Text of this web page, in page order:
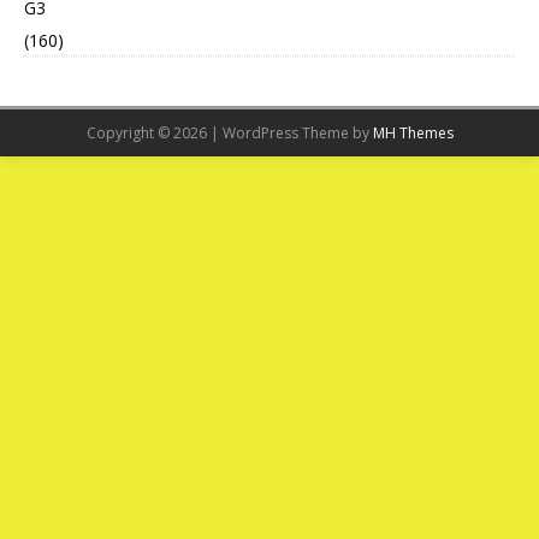
G3
(160)
Copyright © 2026 | WordPress Theme by MH Themes